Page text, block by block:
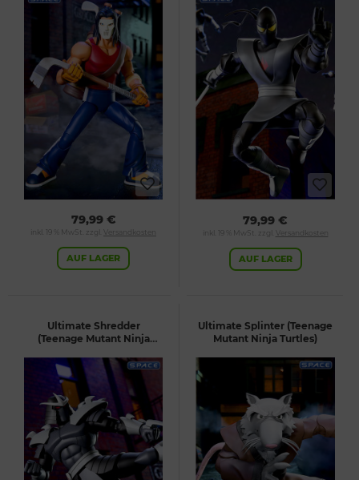
79,99 €
inkl. 19 % MwSt. zzgl. Versandkosten
AUF LAGER
79,99 €
inkl. 19 % MwSt. zzgl. Versandkosten
AUF LAGER
Ultimate Shredder
(Teenage Mutant Ninja
Ultimate Splinter (Teenage
Mutant Ninja Turtles)